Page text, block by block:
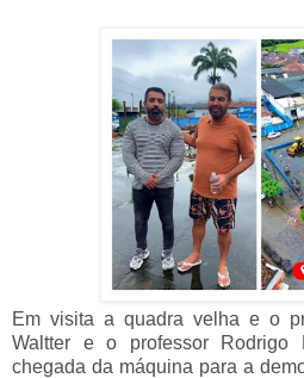
Em visita a quadra velha e o
Waltter e o professor Rodrigo
chegada da máquina para a